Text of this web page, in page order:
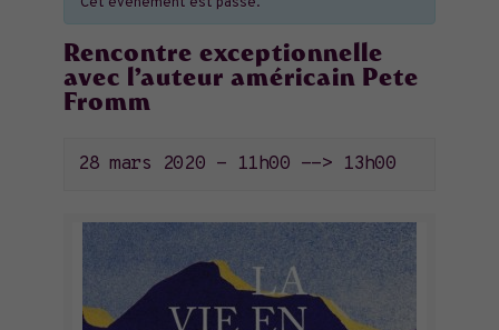
Rencontre exceptionnelle
avec l’auteur américain Pete
Fromm
28 mars 2020 - 11h00 --> 13h00